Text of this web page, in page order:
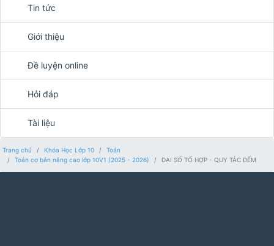
Tin tức
Giới thiệu
Đề luyện online
Hỏi đáp
Tài liệu
Trang chủ Khóa Học Lớp 10
Toán
Toán cơ bản nâng cao lớp 10V1 (2025 - 2026)
ĐẠI SỐ TỔ HỢP - QUY TẮC ĐẾM